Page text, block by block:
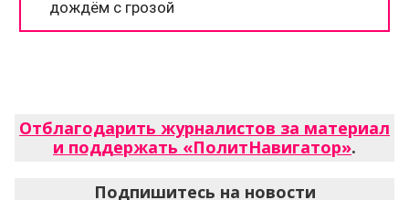
Отблагодарить журналистов за материал
и поддержать «ПолитНавигатор».
Подпишитесь на новости